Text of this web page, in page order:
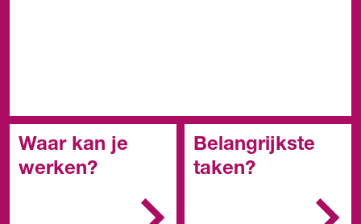
Waar kan je
werken?
Bij bedrijven in de grond-,
water- en wegenbouw,
Belangrijkste
taken?
Je bereidt het werk en